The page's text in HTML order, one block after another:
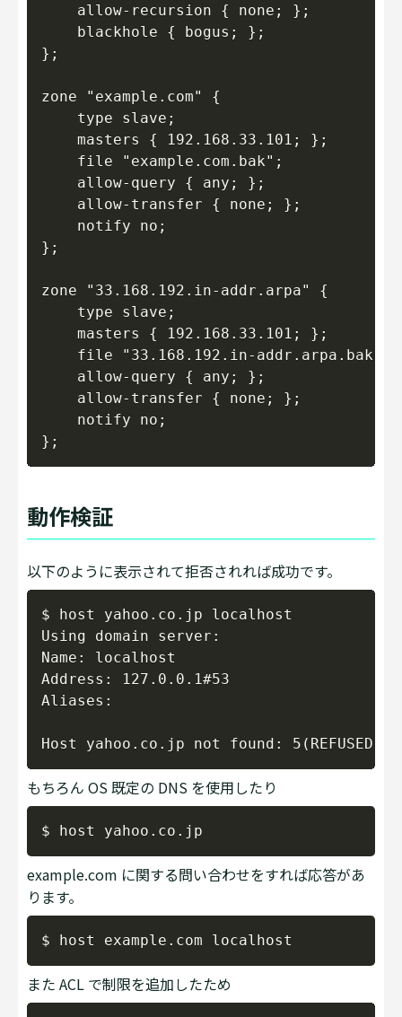
    allow-recursion { none; };
    blackhole { bogus; };
};
zone "example.com" {
    type slave;
    masters { 192.168.33.101; };
    file "example.com.bak";
    allow-query { any; };
    allow-transfer { none; };
    notify no;
};
zone "33.168.192.in-addr.arpa" {
    type slave;
    masters { 192.168.33.101; };
    file "33.168.192.in-addr.arpa.bak";
    allow-query { any; };
    allow-transfer { none; };
    notify no;
動作検証
以下のように表示されて拒否されれば成功です。
$ host yahoo.co.jp localhost
Using domain server:
Name: localhost
Address: 127.0.0.1#53
Aliases:
もちろん OS 既定の DNS を使用したり
example.com に関する問い合わせをすれば応答があ
ります。
また ACL で制限を追加したため